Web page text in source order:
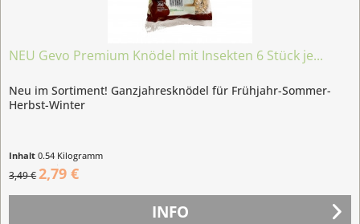
NEU Gevo Premium Knödel mit Insekten 6 Stück je...
Neu im Sortiment! Ganzjahresknödel für Frühjahr-Sommer-
Herbst-Winter
Inhalt0.54 Kilogramm
(5,17 € / 1 Kilogramm)
3,49 €2,79 €
INFO